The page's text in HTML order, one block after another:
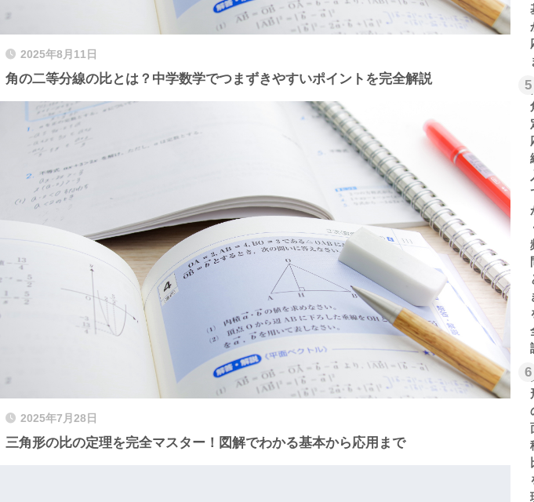
2025年8月11日
角の二等分線の比とは？中学数学でつまずきやすいポイントを完全解説
2025年7月28日
三角形の比の定理を完全マスター！図解でわかる基本から応用まで
5
6